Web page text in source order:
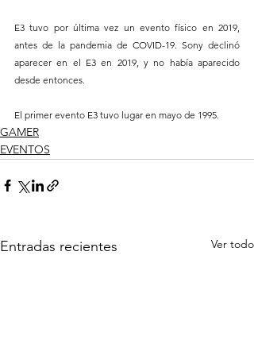
E3 tuvo por última vez un evento físico en 2019,
antes de la pandemia de COVID-19. Sony declinó
aparecer en el E3 en 2019, y no había aparecido
desde entonces.
El primer evento E3 tuvo lugar en mayo de 1995.
GAMER
EVENTOS
Entradas recientes Ver todo